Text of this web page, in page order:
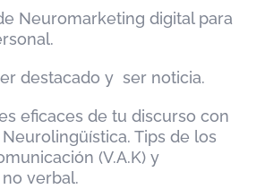
Neuromarketing digital para
destacado y ser noticia.
eficaces de tu discurso con
Tips de los
(V.A.K) y
verbal.